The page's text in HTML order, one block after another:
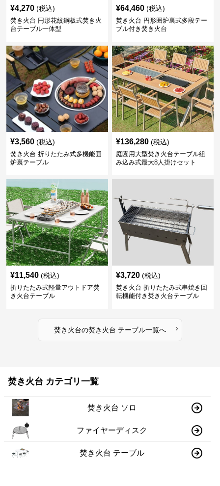
¥4,270 (税込)
焚き火台 円形花紋鋼板式焚き火
台テーブル一体型
¥64,460 (税込)
焚き火台 円形囲炉裏式多段テー
ブル付き焚き火台
¥3,560 (税込)
焚き火台 折りたたみ式多機能囲
炉裏テーブル
¥136,280 (税込)
庭園用大型焚き火台テーブル組
み込み式最大8人掛けセット
¥11,540 (税込)
折りたたみ式軽量アウトドア焚
き火台テーブル
¥3,720 (税込)
焚き火台 折りたたみ式串焼き回
転機能付き焚き火台テーブル
焚き火台の焚き火台 テーブル一覧へ ›
焚き火台 カテゴリ一覧
焚き火台 ソロ
ファイヤーディスク
焚き火台 テーブル